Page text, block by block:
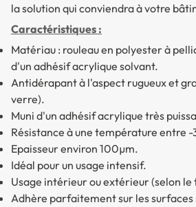
la solution qui conviendra à votre
Caractéristiques :
Matériau : rouleau en polyester à
d'un adhésif acrylique solvant.
Antidérapant à l'aspect rugueux et
verre).
Muni d'un adhésif acrylique très
Résistance à une température entre -
Epaisseur environ 100µm.
Idéal pour un usage intensif.
Usage intérieur ou extérieur (selon le
Adhère parfaitement sur les surfaces